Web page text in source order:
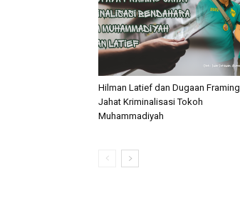
Hilman Latief dan Dugaan Framing
Jahat Kriminalisasi Tokoh
Muhammadiyah